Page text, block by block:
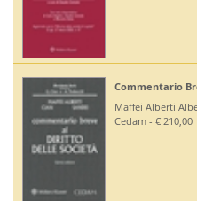
Commentario Breve al
Maffei Alberti Alberto
Cedam - € 210,00